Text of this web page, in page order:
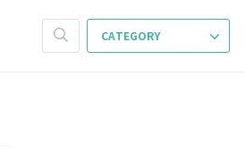
CATEGORY